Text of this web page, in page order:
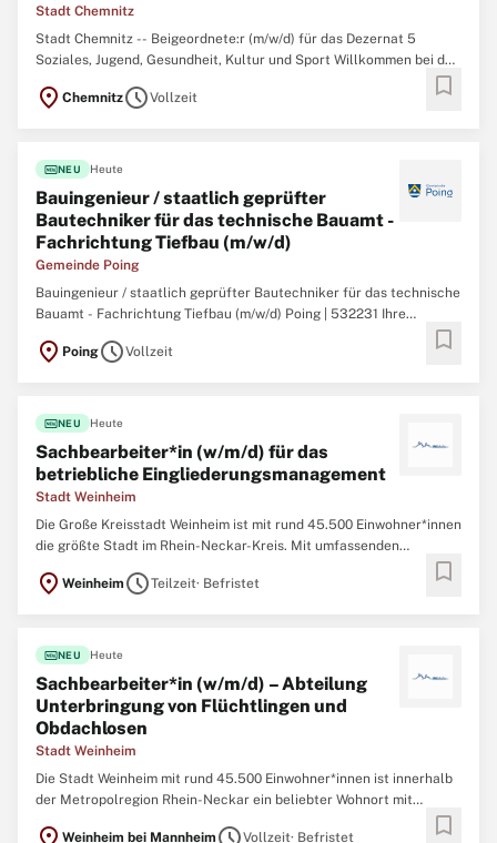
Stadt Chemnitz
Stadt Chemnitz -- Beigeordnete:r (m/w/d) für das Dezernat 5
Soziales, Jugend, Gesundheit, Kultur und Sport Willkommen bei der
wollen. Wir engagieren uns in vielfältigen Themenfeldern.
location_on ChemnitzscheduleVollzeit bookmark
fiber_newNEU Heute
Bauingenieur / staatlich geprüfter
Bautechniker für das technische Bauamt -
Fachrichtung Tiefbau (m/w/d)
Gemeinde Poing
Bauingenieur / staatlich geprüfter Bautechniker für das technische
Bauamt - Fachrichtung Tiefbau (m/w/d) Poing | 532231 Ihre
Maßnahmen im Straßenbau (Straßen, Wege, Plätze) sowie im
location_on PoingscheduleVollzeit bookmark
fiber_newNEU Heute
Sachbearbeiter*in (w/m/d) für das
betriebliche Eingliederungsmanagement
Stadt Weinheim
Die Große Kreisstadt Weinheim ist mit rund 45.500 Einwohner*innen
die größte Stadt im Rhein-Neckar-Kreis. Mit umfassenden
Bildungs-, Sport- und Freizeitangeboten bietet die Stadt Weinheim
eine hohe Lebensqualität. Hier treffen zukunftsorientierte
location_on Weinheim scheduleTeilzeit· Befristet bookmark
fiber_newNEU Heute
Sachbearbeiter*in (w/m/d) – Abteilung
Unterbringung von Flüchtlingen und
Obdachlosen
Stadt Weinheim
Die Stadt Weinheim mit rund 45.500 Einwohner*innen ist innerhalb
der Metropolregion Rhein-Neckar ein beliebter Wohnort mit
Weinheim bei Mannheim Vollzeit· Befristet bookmark